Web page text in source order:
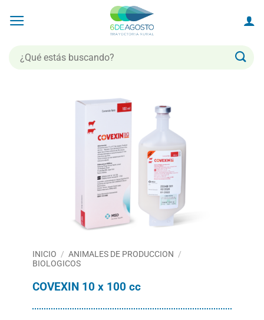
Buscar
por:
INICIO / ANIMALES DE PRODUCCION /
BIOLOGICOS
COVEXIN 10 x 100 cc